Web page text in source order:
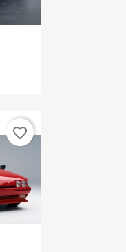
favorite_border